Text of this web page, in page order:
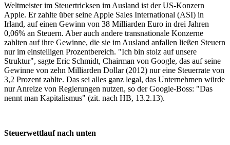
Weltmeister im Steuertricksen im Ausland ist der US-Konzern
Apple. Er zahlte über seine Apple Sales International (ASI) in
Irland, auf einen Gewinn von 38 Milliarden Euro in drei Jahren
0,06% an Steuern. Aber auch andere transnationale Konzerne
zahlten auf ihre Gewinne, die sie im Ausland anfallen ließen Steuern
nur im einstelligen Prozentbereich. "Ich bin stolz auf unsere
Struktur", sagte Eric Schmidt, Chairman von Google, das auf seine
Gewinne von zehn Milliarden Dollar (2012) nur eine Steuerrate von
3,2 Prozent zahlte. Das sei alles ganz legal, das Unternehmen würde
nur Anreize von Regierungen nutzen, so der Google-Boss: "Das
nennt man Kapitalismus" (zit. nach HB, 13.2.13).
Steuerwettlauf nach unten